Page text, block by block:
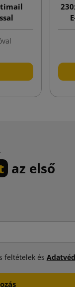
az első
feltételek és